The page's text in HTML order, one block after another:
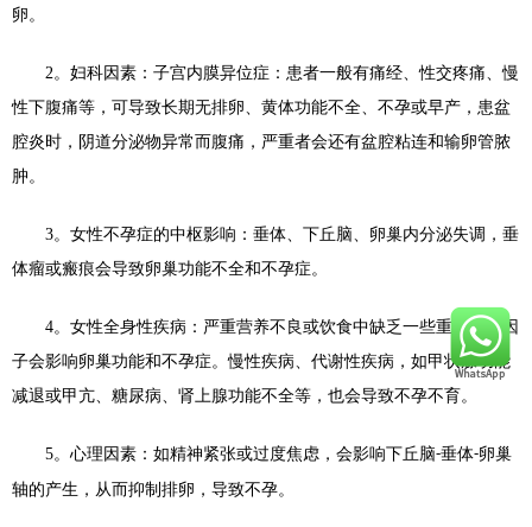
卵。
2。妇科因素：子宫内膜异位症：患者一般有痛经、性交疼痛、慢
性下腹痛等，可导致长期无排卵、黄体功能不全、不孕或早产，患盆
腔炎时，阴道分泌物异常而腹痛，严重者会还有盆腔粘连和输卵管脓
肿。
3。女性不孕症的中枢影响：垂体、下丘脑、卵巢内分泌失调，垂
体瘤或瘢痕会导致卵巢功能不全和不孕症。
4。女性全身性疾病：严重营养不良或饮食中缺乏一些重要营养因
子会影响卵巢功能和不孕症。慢性疾病、代谢性疾病，如甲状腺功能
减退或甲亢、糖尿病、肾上腺功能不全等，也会导致不孕不育。
5。心理因素：如精神紧张或过度焦虑，会影响下丘脑-垂体-卵巢
轴的产生，从而抑制排卵，导致不孕。